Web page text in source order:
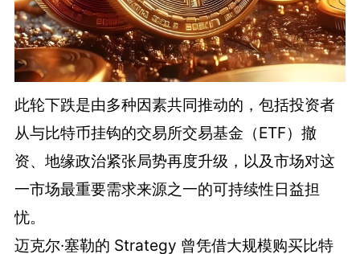
此轮下跌是由多种因素共同推动的，包括投资者
从与比特币挂钩的交易所交易基金（ETF）撤
资、地缘政治紧张局势再度升级，以及市场对这
一市场最重要需求来源之一的可持续性日益担
忧。
迈克尔·塞勒的 Strategy 曾凭借大规模购买比特